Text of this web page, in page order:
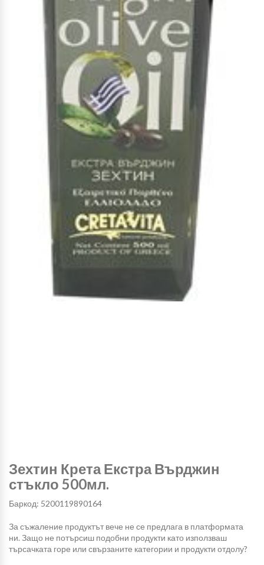
Зехтин Крета Екстра Върджин
стъкло 500мл.
Баркод: 5200119890164
За съжаление продуктът вече не се предлага в платформата
ни. Защо не потърсиш подобни продукти като използваш
търсачката горе или свързаните категории и продукти отдолу?